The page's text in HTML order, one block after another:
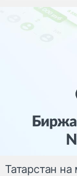
Татарстан